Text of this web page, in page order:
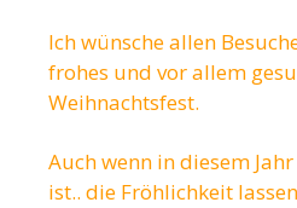
Ich wünsche allen
frohes und vor allem
Weihnachtsfest.
Auch wenn in diesem
ist.. die Fröhlichkeit